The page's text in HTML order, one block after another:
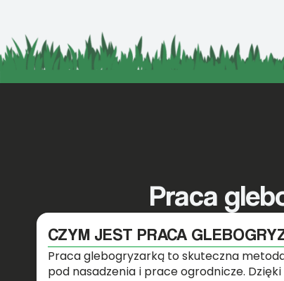
Praca
CZYM JEST PRACA
Praca glebogryzarką to skuteczna
pod nasadzenia i prace ogrodnicze.